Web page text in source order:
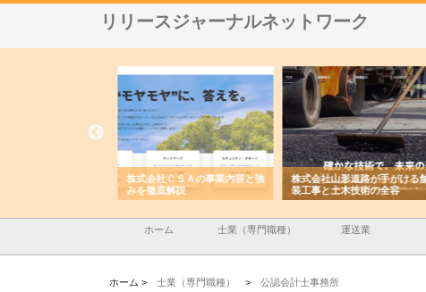
リリースジャーナルネットワーク
株式会社ＣＳＡの事業内容と強
みを徹底解説
株式会社山形道路が手がける舗
装工事と土木技術の全容
ホーム 士業（専門職種） 運送業
ホーム > 士業（専門職種） > 公認会計士事務所